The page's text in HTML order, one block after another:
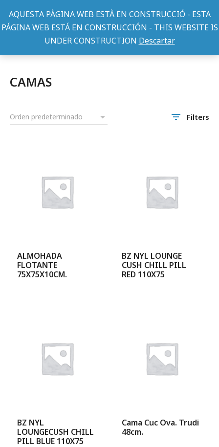
AQUESTA PÀGINA WEB ESTÀ EN CONSTRUCCIÓ - ESTA
PÁGINA WEB ESTÁ EN CONSTRUCCIÓN - THIS WEBSITE IS
UNDER CONSTRUCTION Descartar
CAMAS
Filters
ALMOHADA
FLOTANTE
75X75X10CM.
BZ NYL LOUNGE
CUSH CHILL PILL
RED 110X75
BZ NYL
LOUNGECUSH CHILL
PILL BLUE 110X75
Cama Cuc Ova. Trudi
48cm.